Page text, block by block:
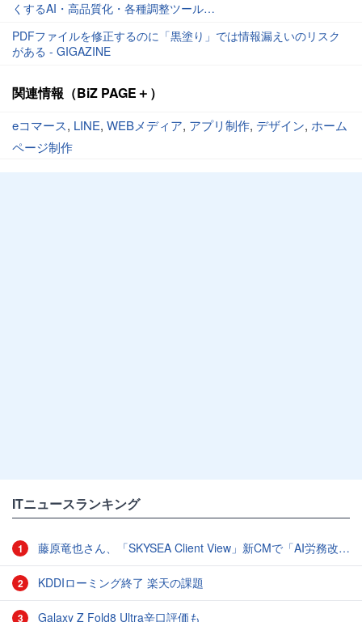
くするAI・高品質化・各種調整ツール
PDFファイルを修正するのに「黒塗り」では情報漏えいのリスク
がある - GIGAZINE
関連情報（BiZ PAGE＋）
eコマース, LINE, WEBメディア, アプリ制作, デザイン, ホーム
ページ制作
ITニュースランキング
1 藤原竜也さん、「SKYSEA Client View」新CMで「AI労務改善」をアピール 働き方をAIが分析したら「すぐに休んで」と言われる？
2 KDDIローミング終了 楽天の課題
3 Galaxy Z Fold8 Ultra辛口評価も